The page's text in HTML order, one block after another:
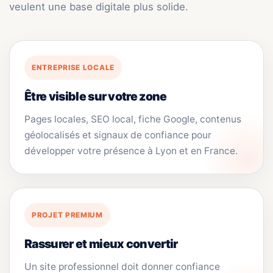
veulent une base digitale plus solide.
ENTREPRISE LOCALE
Être visible sur votre zone
Pages locales, SEO local, fiche Google, contenus
géolocalisés et signaux de confiance pour
développer votre présence à Lyon et en France.
PROJET PREMIUM
Rassurer et mieux convertir
Un site professionnel doit donner confiance